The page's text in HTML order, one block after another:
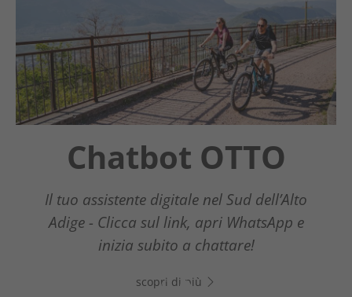
Guestnet
Südtirols Süden
La nuova guida digitale per gli ospiti
Chatbot OTTO
Il tuo assistente digitale nel Sud dell’Alto
Adige - Clicca sul link, apri WhatsApp e
inizia subito a chattare!
scopri di più